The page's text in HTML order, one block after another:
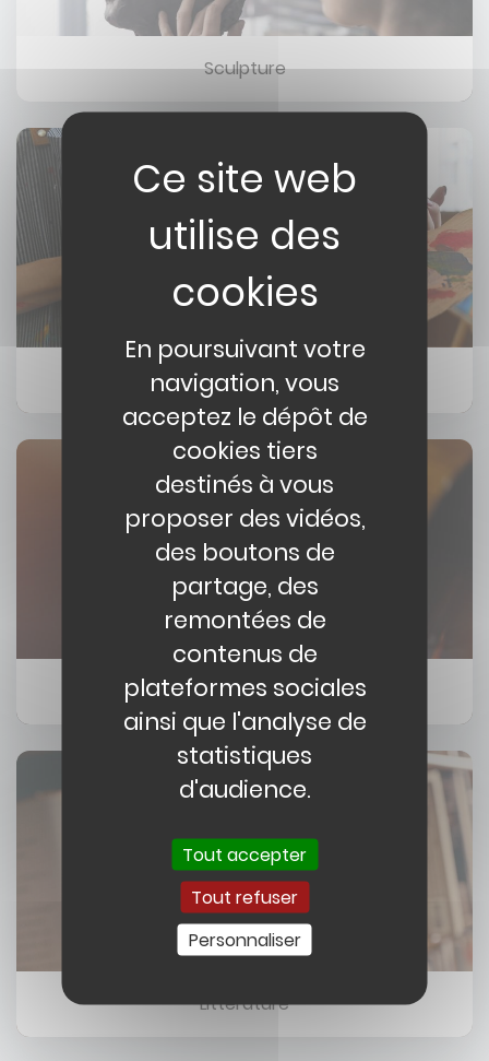
Sculpture
Image
Arts plastiques et visuels
Image
Musique
Image
Littérature
En poursuivant votre
navigation, vous
acceptez le dépôt de
cookies tiers
destinés à vous
proposer des vidéos,
des boutons de
partage, des
remontées de
contenus de
plateformes sociales
ainsi que l'analyse de
statistiques
d'audience.
Tout accepter
Tout refuser
Personnaliser